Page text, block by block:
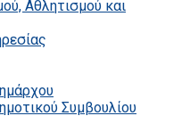
Αθλητισμού και
Συμβουλίου